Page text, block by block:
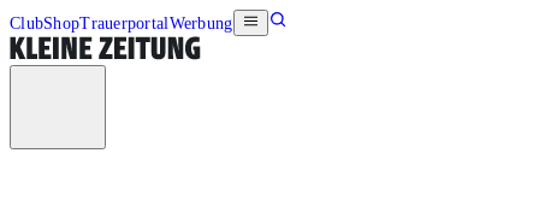
ClubShopTrauerportalWerbung